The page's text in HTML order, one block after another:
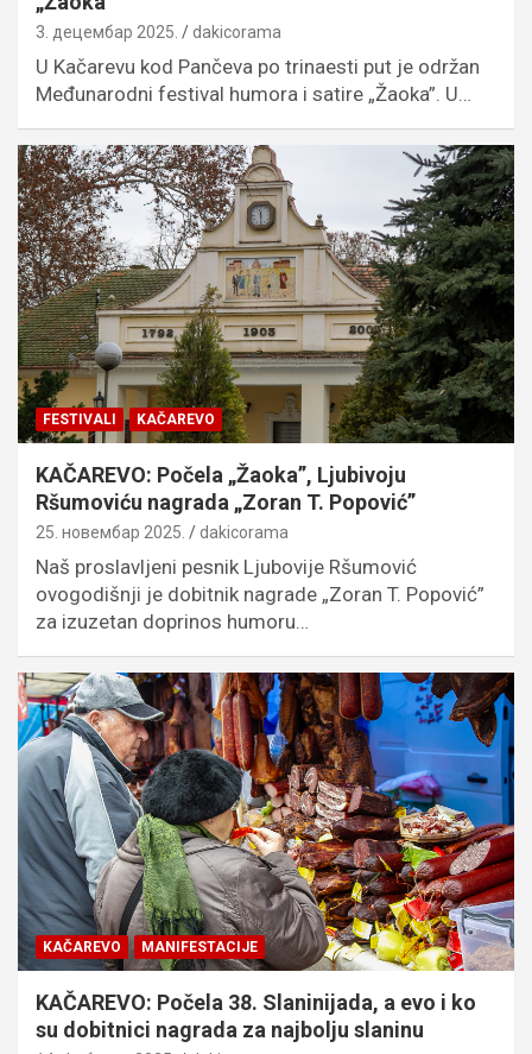
3. децембар 2025. dakicorama
U Kačarevu kod Pančeva po trinaesti put je održan
Međunarodni festival humora i satire „Žaoka”. U…
FESTIVALI KAČAREVO
KAČAREVO: Počela „Žaoka”, Ljubivoju
Ršumoviću nagrada „Zoran T. Popović”
25. новембар 2025. dakicorama
Naš proslavljeni pesnik Ljubovije Ršumović
ovogodišnji je dobitnik nagrade „Zoran T. Popović”
za izuzetan doprinos humoru…
KAČAREVO MANIFESTACIJE
KAČAREVO: Počela 38. Slaninijada, a evo i ko
su dobitnici nagrada za najbolju slaninu